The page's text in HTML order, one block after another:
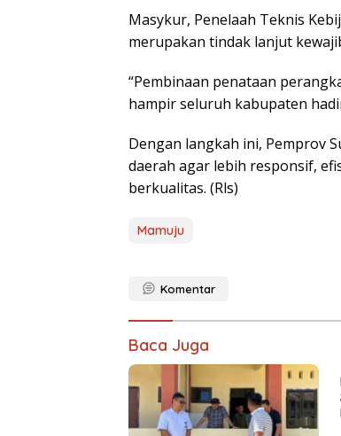
Masykur, Penelaah Teknis
merupakan tindak lanjut
“Pembinaan penataan
hampir seluruh kabupaten
Dengan langkah ini, Pemprov
daerah agar lebih responsif,
berkualitas. (Rls)
Mamuju
Komentar
Baca Juga